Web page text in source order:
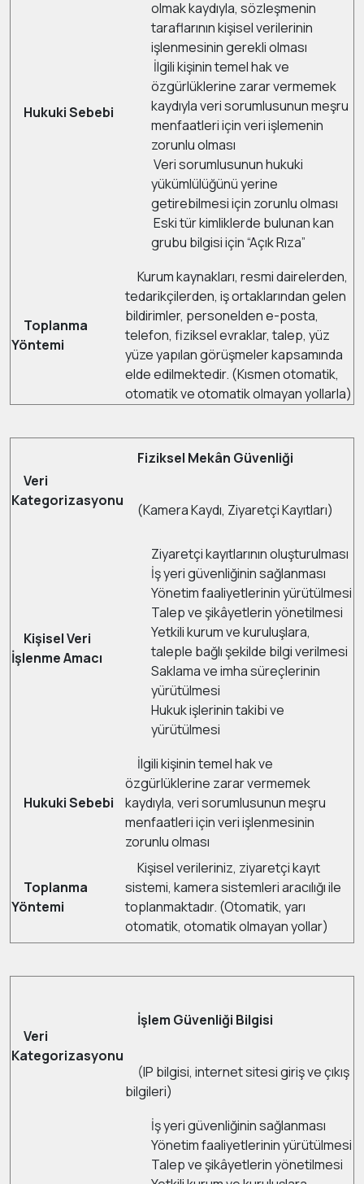
Hukuki Sebebi
olmak kaydıyla, sözleşmenin
taraflarının kişisel verilerinin
işlenmesinin gerekli olması
İlgili kişinin temel hak ve
özgürlüklerine zarar vermemek
kaydıyla veri sorumlusunun meşru
menfaatleri için veri işlemenin
zorunlu olması
Veri sorumlusunun hukuki
yükümlülüğünü yerine
getirebilmesi için zorunlu olması
Eski tür kimliklerde bulunan kan
grubu bilgisi için “Açık Rıza”
Toplanma
Yöntemi
Kurum kaynakları, resmi dairelerden,
tedarikçilerden, iş ortaklarından gelen
bildirimler, personelden e-posta,
telefon, fiziksel evraklar, talep, yüz
yüze yapılan görüşmeler kapsamında
elde edilmektedir. (Kısmen otomatik,
otomatik ve otomatik olmayan yollarla)
Veri
Kategorizasyonu
Fiziksel Mekân Güvenliği
(Kamera Kaydı, Ziyaretçi Kayıtları)
Kişisel Veri
İşlenme Amacı
Ziyaretçi kayıtlarının oluşturulması
İş yeri güvenliğinin sağlanması
Yönetim faaliyetlerinin yürütülmesi
Talep ve şikâyetlerin yönetilmesi
Yetkili kurum ve kuruluşlara,
taleple bağlı şekilde bilgi verilmesi
Saklama ve imha süreçlerinin
yürütülmesi
Hukuk işlerinin takibi ve
yürütülmesi
Hukuki Sebebi
İlgili kişinin temel hak ve
özgürlüklerine zarar vermemek
kaydıyla, veri sorumlusunun meşru
menfaatleri için veri işlenmesinin
zorunlu olması
Toplanma
Yöntemi
Kişisel verileriniz, ziyaretçi kayıt
sistemi, kamera sistemleri aracılığı ile
toplanmaktadır. (Otomatik, yarı
otomatik, otomatik olmayan yollar)
Veri
Kategorizasyonu
İşlem Güvenliği Bilgisi
(IP bilgisi, internet sitesi giriş ve çıkış
bilgileri)
İş yeri güvenliğinin sağlanması
Yönetim faaliyetlerinin yürütülmesi
Talep ve şikâyetlerin yönetilmesi